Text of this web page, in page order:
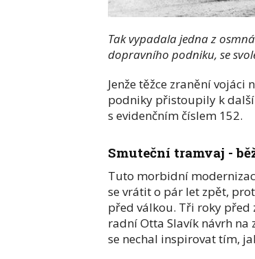
Tak vypadala jedna z
dopravního podniku, se
Jenže těžce zranění
podniky přistoupily k
s evidenčním číslem 152.
Smuteční tramvaj -
Tuto morbidní
se vrátit o pár let zpět,
před válkou. Tři roky před
radní Otta Slavík návrh
se nechal inspirovat tím,